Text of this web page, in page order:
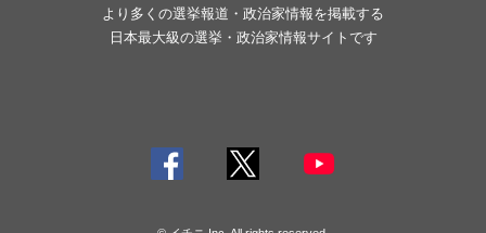
より多くの選挙報道・政治家情報を掲載する
日本最大級の選挙・政治家情報サイトです